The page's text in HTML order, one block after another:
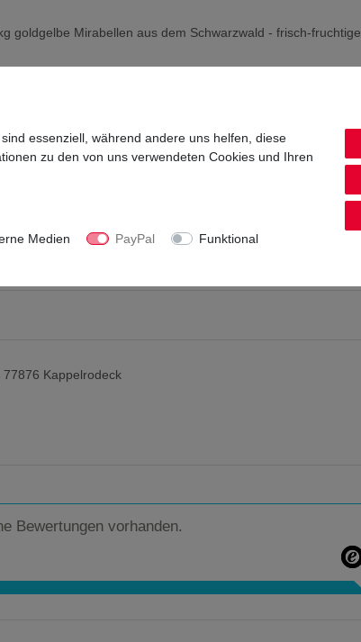
goldgelbe Mirabellen aus dem Schwarzwald - frisch-fruchtige
Kappelrodeck
Bewertungen vorhanden.
essenziell, während andere uns helfen, diese
zu den von uns verwendeten Cookies und Ihren
Medien PayPal
Funktional